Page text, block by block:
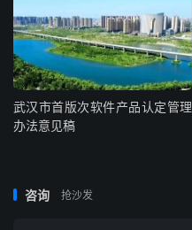
武汉市首版次软件产品认定管理
办法意见稿
咨询 抢沙发